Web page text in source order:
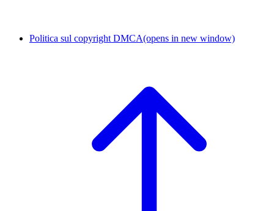
Politica sul copyright DMCA(opens in new window)